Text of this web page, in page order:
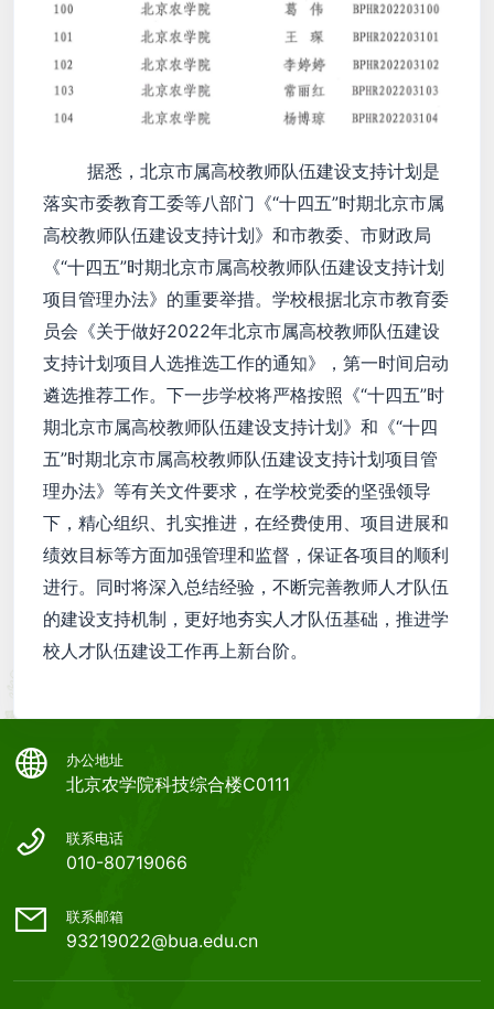
据悉，北京市属高校教师队伍建设支持计划是
落实市委教育工委等八部门《“十四五”时期北京市属
高校教师队伍建设支持计划》和市教委、市财政局
《“十四五”时期北京市属高校教师队伍建设支持计划
项目管理办法》的重要举措。学校根据北京市教育委
员会《关于做好2022年北京市属高校教师队伍建设
支持计划项目人选推选工作的通知》，第一时间启动
遴选推荐工作。下一步学校将严格按照《“十四五”时
期北京市属高校教师队伍建设支持计划》和《“十四
五”时期北京市属高校教师队伍建设支持计划项目管
理办法》等有关文件要求，在学校党委的坚强领导
下，精心组织、扎实推进，在经费使用、项目进展和
绩效目标等方面加强管理和监督，保证各项目的顺利
进行。同时将深入总结经验，不断完善教师人才队伍
的建设支持机制，更好地夯实人才队伍基础，推进学
校人才队伍建设工作再上新台阶。
办公地址
北京农学院科技综合楼C0111
联系电话
010-80719066
联系邮箱
93219022@bua.edu.cn